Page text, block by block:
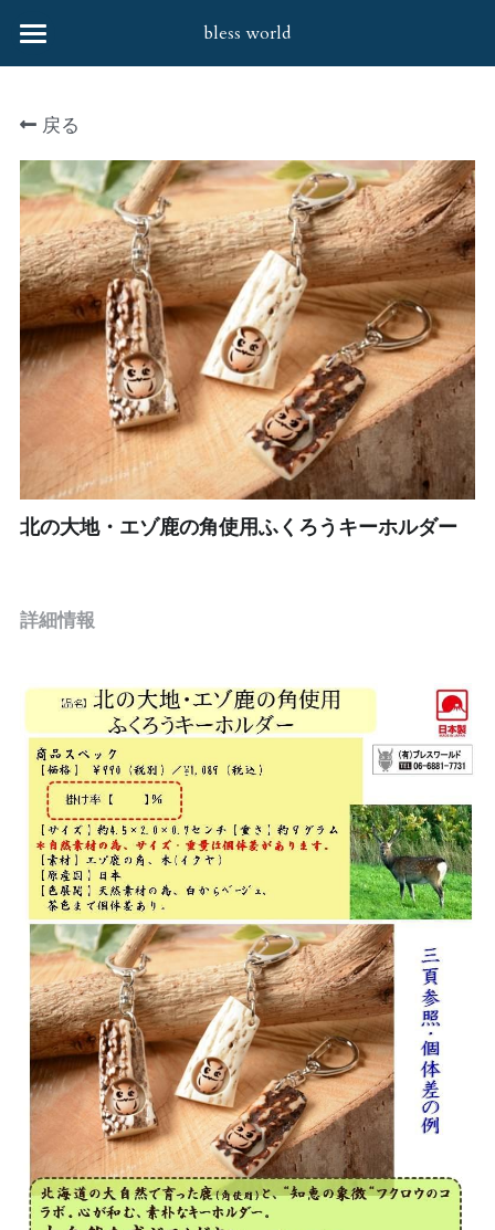
bless world
HOME
会社案内
協力企業様
取扱商品
すべてのカテゴリー
婦人バッグ・笹井源商店
婦人バッグ
財布
靴下
インナー、肌着
Mens
コスメ
食品
ジュエリー
その他、雑貨
お問合せ
社会貢献活動
戻る
北の大地・エゾ鹿の角使用ふくろうキーホルダー
詳細情報